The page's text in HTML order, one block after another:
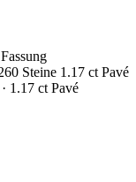
Fassung
Steine 1.17 ct Pavé
· 1.17 ct Pavé